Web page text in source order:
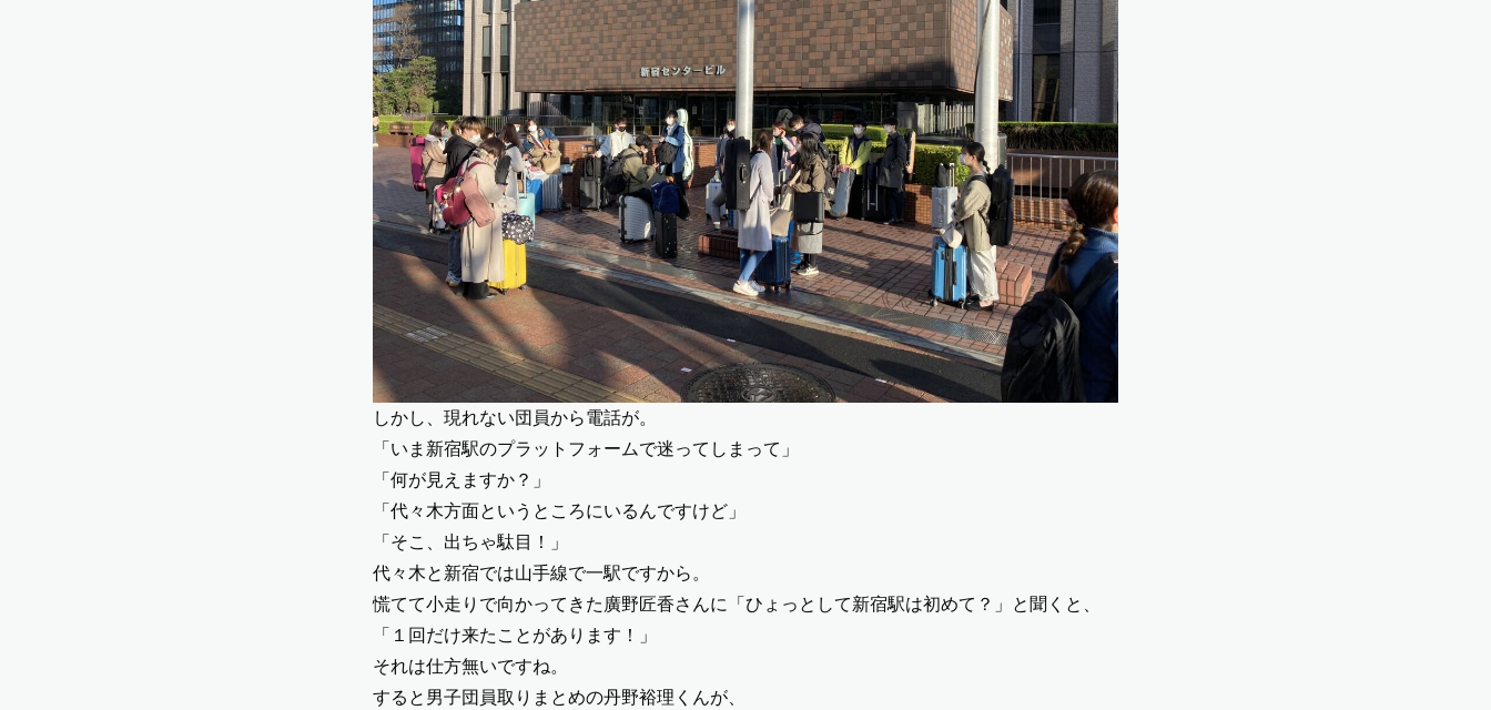
しかし、現れない団員から電話が。
「いま新宿駅のプラットフォームで迷ってしまって」
「何が見えますか？」
「代々木方面というところにいるんですけど」
「そこ、出ちゃ駄目！」
代々木と新宿では山手線で一駅ですから。
慌てて小走りで向かってきた廣野匠香さんに「ひょっとして新宿駅は初めて？」と聞くと、
「１回だけ来たことがあります！」
それは仕方無いですね。
すると男子団員取りまとめの丹野裕理くんが、